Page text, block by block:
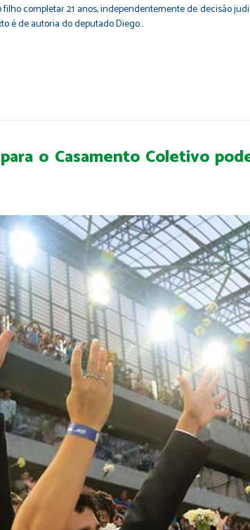
completar 21 anos, independentemente de decisão
é de autoria do deputado Diego…
o Casamento Coletivo